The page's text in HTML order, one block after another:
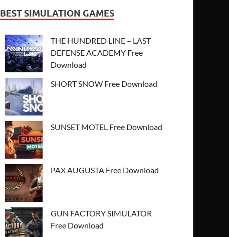
BEST SIMULATION GAMES
THE HUNDRED LINE – LAST
DEFENSE ACADEMY Free
Download
SHORT SNOW Free Download
SUNSET MOTEL Free Download
PAX AUGUSTA Free Download
GUN FACTORY SIMULATOR
Free Download